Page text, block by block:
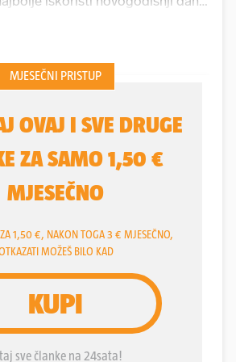
što je odradio najteži
odabravši 15 igrača s kojima će